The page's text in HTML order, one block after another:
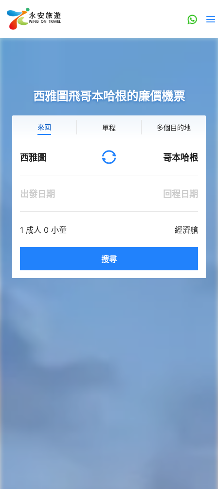
西雅圖飛哥本哈根的廉價機票
來回 單程 多個目的地
西雅圖 哥本哈根
出發日期 回程日期
1 成人 0 小童 經濟艙
搜尋